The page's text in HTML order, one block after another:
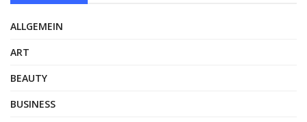
ALLGEMEIN
ART
BEAUTY
BUSINESS